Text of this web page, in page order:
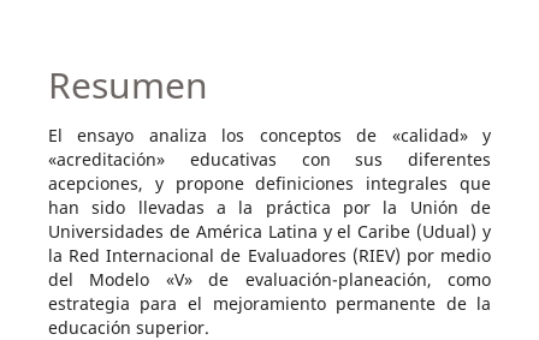
Resumen
El ensayo analiza los conceptos de «calidad» y
«acreditación» educativas con sus diferentes
acepciones, y propone definiciones integrales que
han sido llevadas a la práctica por la Unión de
Universidades de América Latina y el Caribe (Udual) y
la Red Internacional de Evaluadores (RIEV) por medio
del Modelo «V» de evaluación-planeación, como
estrategia para el mejoramiento permanente de la
educación superior.